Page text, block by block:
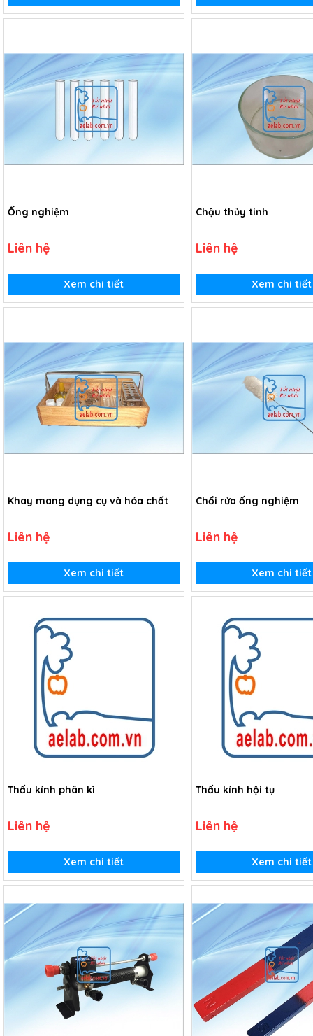
Ống nghiệm
Liên hệ
Xem chi tiết
Chậu thủy tinh
Liên hệ
Xem chi tiết
Khay mang dụng cụ và hóa chất
Liên hệ
Xem chi tiết
Chổi rửa ống nghiệm
Liên hệ
Xem chi tiết
Thấu kính phân kì
Liên hệ
Xem chi tiết
Thấu kính hội tụ
Liên hệ
Xem chi tiết